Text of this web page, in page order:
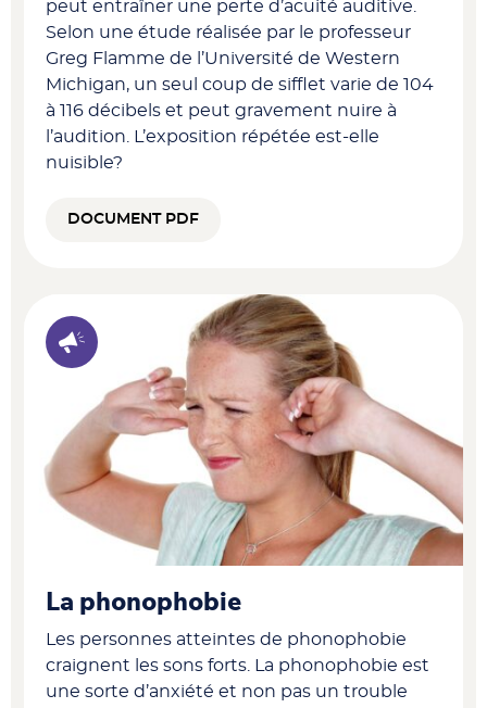
peut entraîner une perte d’acuité auditive.
Selon une étude réalisée par le professeur
Greg Flamme de l’Université de Western
Michigan, un seul coup de sifflet varie de 104
à 116 décibels et peut gravement nuire à
l’audition. L’exposition répétée est-elle
nuisible?
DOCUMENT PDF
La phonophobie
Les personnes atteintes de phonophobie
craignent les sons forts. La phonophobie est
une sorte d’anxiété et non pas un trouble